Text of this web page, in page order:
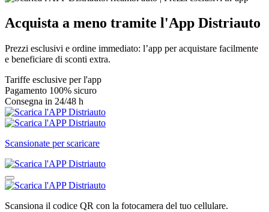
Acquista a meno tramite l'App Distriauto
Prezzi esclusivi e ordine immediato: l’app per acquistare facilmente
e beneficiare di sconti extra.
Tariffe esclusive per l'app
Pagamento 100% sicuro
Consegna in 24/48 h
Scansionate per scaricare
Scansiona il codice QR con la fotocamera del tuo cellulare.